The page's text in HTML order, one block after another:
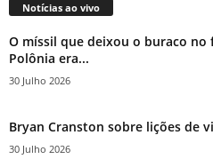
Notícias ao vivo
O míssil que deixou o buraco no
Polônia era...
30 Julho 2026
Bryan Cranston sobre lições de
30 Julho 2026